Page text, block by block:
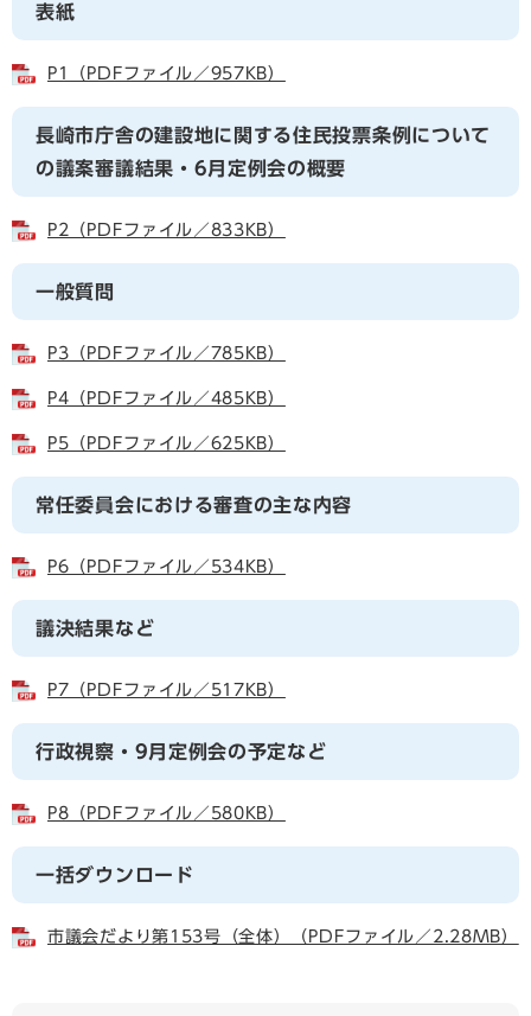
表紙
P1（PDFファイル／957KB）
長崎市庁舎の建設地に関する住民投票条例について
の議案審議結果・6月定例会の概要
P2（PDFファイル／833KB）
一般質問
P3（PDFファイル／785KB）
P4（PDFファイル／485KB）
P5（PDFファイル／625KB）
常任委員会における審査の主な内容
P6（PDFファイル／534KB）
議決結果など
P7（PDFファイル／517KB）
行政視察・9月定例会の予定など
P8（PDFファイル／580KB）
一括ダウンロード
市議会だより第153号（全体）（PDFファイル／2.28MB）